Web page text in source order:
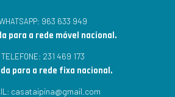
963 633 949
para a rede móvel nacional.
TELEFONE: 231 469 173
para a rede fixa nacional.
casataipina@gmail.com